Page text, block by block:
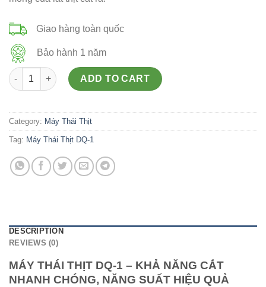
Giao hàng toàn quốc
Bảo hành 1 năm
Máy Thái Thịt DQ-1 quantity
ADD TO CART
Category: Máy Thái Thịt
Tag: Máy Thái Thịt DQ-1
DESCRIPTION
REVIEWS (0)
MÁY THÁI THỊT DQ-1 – KHẢ NĂNG CẮT
NHANH CHÓNG, NĂNG SUẤT HIỆU QUẢ